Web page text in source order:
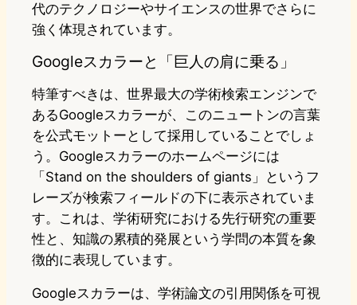
代のテクノロジーやサイエンスの世界でさらに
強く体現されています。
Googleスカラーと「巨人の肩に乗る」
特筆すべきは、世界最大の学術検索エンジンで
あるGoogleスカラーが、このニュートンの言葉
を公式モットーとして採用していることでしょ
う。Googleスカラーのホームページには
「Stand on the shoulders of giants」というフ
レーズが検索フィールドの下に表示されていま
す。これは、学術研究における先行研究の重要
性と、知識の累積的発展という学問の本質を象
徴的に表現しています。
Googleスカラーは、学術論文の引用関係を可視